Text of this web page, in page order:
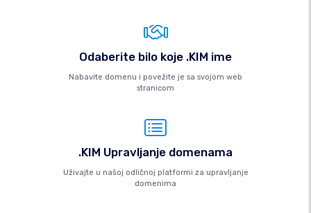
Odaberite bilo koje .KIM ime
Nabavite domenu i povežite je sa svojom web
stranicom
.KIM Upravljanje domenama
Uživajte u našoj odličnoj platformi za upravljanje
domenima